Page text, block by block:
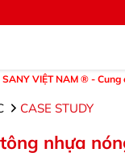
NAM ® - Cung cấp,
CASE STUDY
nhựa